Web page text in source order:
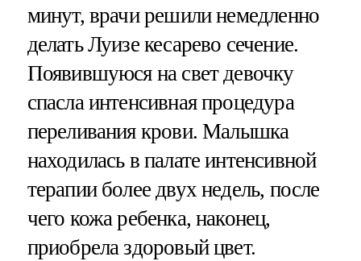
минут, врачи решили немедленно
делать Луизе кесарево сечение.
Появившуюся на свет девочку
спасла интенсивная процедура
переливания крови. Малышка
находилась в палате интенсивной
терапии более двух недель, после
чего кожа ребенка, наконец,
приобрела здоровый цвет.